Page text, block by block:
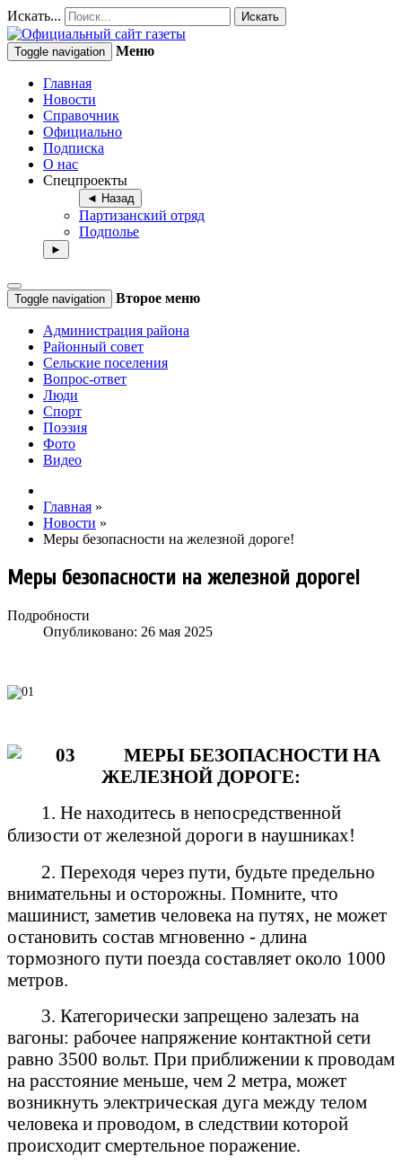
Искать... Искать
Toggle navigation Меню
Главная
Новости
Справочник
Официально
Подписка
О нас
Спецпроекты
◄ Назад
Партизанский отряд
Подполье
►
Toggle navigation Второе меню
Администрация района
Районный совет
Сельские поселения
Вопрос-ответ
Люди
Спорт
Поэзия
Фото
Видео
Главная »
Новости »
Меры безопасности на железной дороге!
Меры безопасности на железной дороге!
Подробности
Опубликовано: 26 мая 2025
МЕРЫ БЕЗОПАСНОСТИ НА
ЖЕЛЕЗНОЙ ДОРОГЕ:
1. Не находитесь в непосредственной
близости от железной дороги в наушниках!
2. Переходя через пути, будьте предельно
внимательны и осторожны. Помните, что
машинист, заметив человека на путях, не может
остановить состав мгновенно - длина
тормозного пути поезда составляет около 1000
метров.
3. Категорически запрещено залезать на
вагоны: рабочее напряжение контактной сети
равно 3500 вольт. При приближении к проводам
на расстояние меньше, чем 2 метра, может
возникнуть электрическая дуга между телом
человека и проводом, в следствии которой
происходит смертельное поражение.